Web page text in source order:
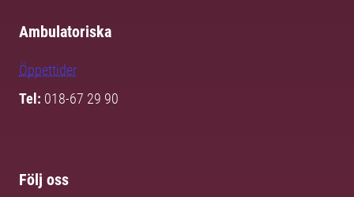
Ambulatoriska
Öppettider
Tel: 018-67 29 90
Följ oss